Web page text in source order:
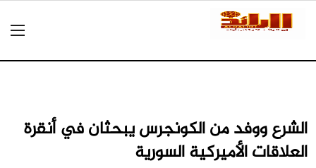
الشرع ووفد من الكونجرس يبحثان في أنقرة
العلاقات الأميركية السورية